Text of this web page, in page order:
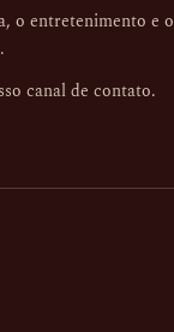
o entretenimento e o
canal de contato.